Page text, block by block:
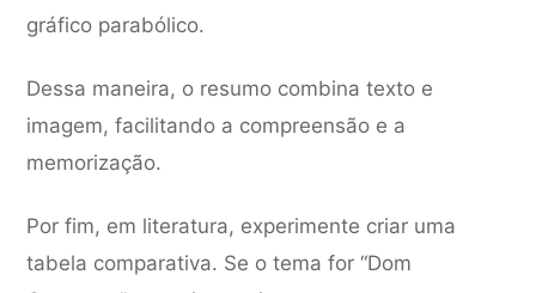
gráfico parabólico.
Dessa maneira, o resumo combina texto e
imagem, facilitando a compreensão e a
memorização.
Por fim, em literatura, experimente criar uma
tabela comparativa. Se o tema for “Dom